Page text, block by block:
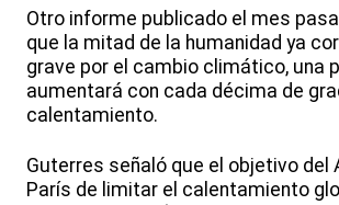
Otro informe publicado el mes
que la mitad de la humanidad ya
grave por el cambio climático, una
aumentará con cada décima de
calentamiento.
Guterres señaló que el objetivo del
París de limitar el calentamiento